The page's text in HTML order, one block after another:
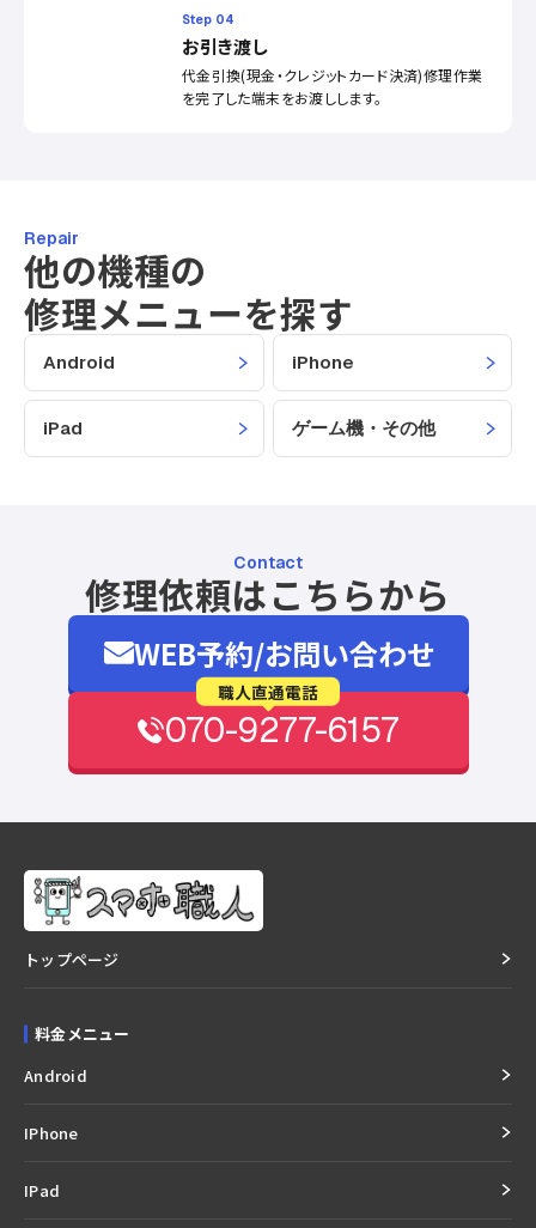
Step 04
お引き渡し
代金引換(現金・クレジットカード決済)修理作業
を完了した端末をお渡しします。
Repair
他の機種の
修理メニューを探す
Android iPhone
iPad ゲーム機・その他
Contact
修理依頼はこちらから
WEB予約/お問い合わせ
職人直通電話
070-9277-6157
トップページ
料金メニュー
Android
IPhone
IPad